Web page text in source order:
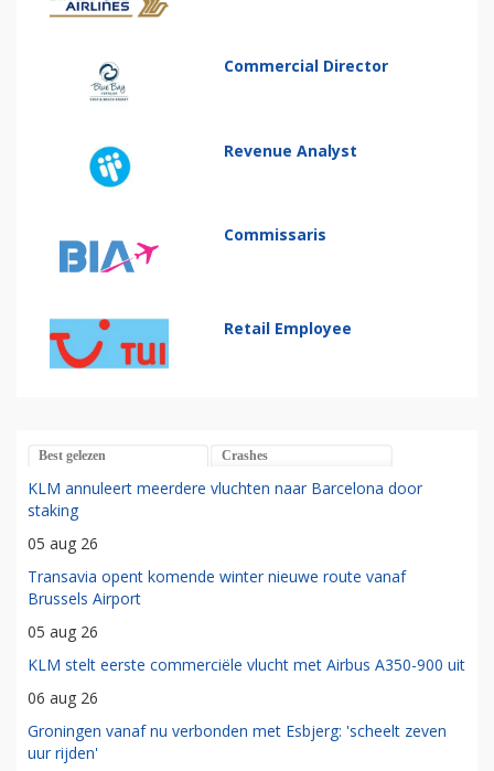
Commercial Director
Revenue Analyst
Commissaris
Retail Employee
Best gelezen Crashes
KLM annuleert meerdere vluchten naar Barcelona door
staking
05 aug 26
Transavia opent komende winter nieuwe route vanaf
Brussels Airport
05 aug 26
KLM stelt eerste commerciële vlucht met Airbus A350-900 uit
06 aug 26
Groningen vanaf nu verbonden met Esbjerg: 'scheelt zeven
uur rijden'